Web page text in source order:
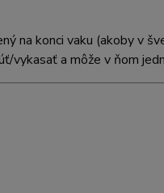
na konci vaku (akoby v
vykasať a môže v ňom